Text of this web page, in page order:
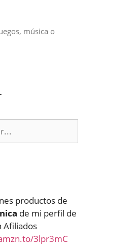
música o
productos de
de mi perfil de
Afiliados
3lpr3mC